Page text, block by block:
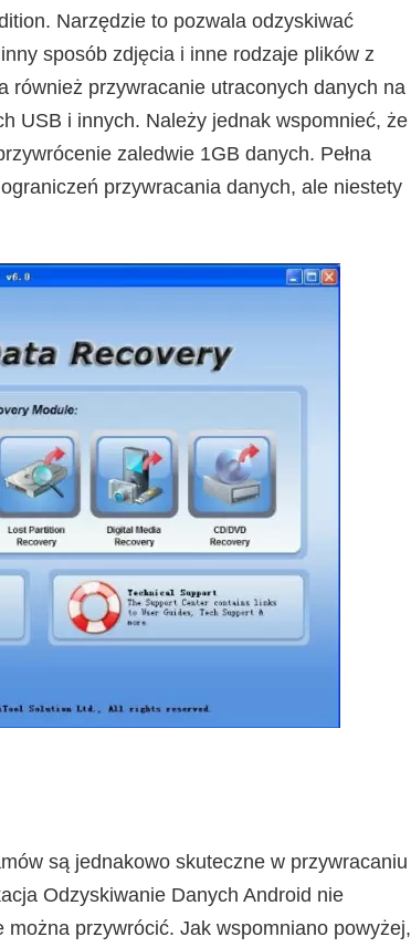
Narzędzie to pozwala odzyskiwać
sposób zdjęcia i inne rodzaje plików z
również przywracanie utraconych danych na
USB i innych. Należy jednak wspomnieć, że
zaledwie 1GB danych. Pełna
przywracania danych, ale niestety
są jednakowo skuteczne w przywracaniu
Odzyskiwanie Danych Android nie
przywrócić. Jak wspomniano powyżej,